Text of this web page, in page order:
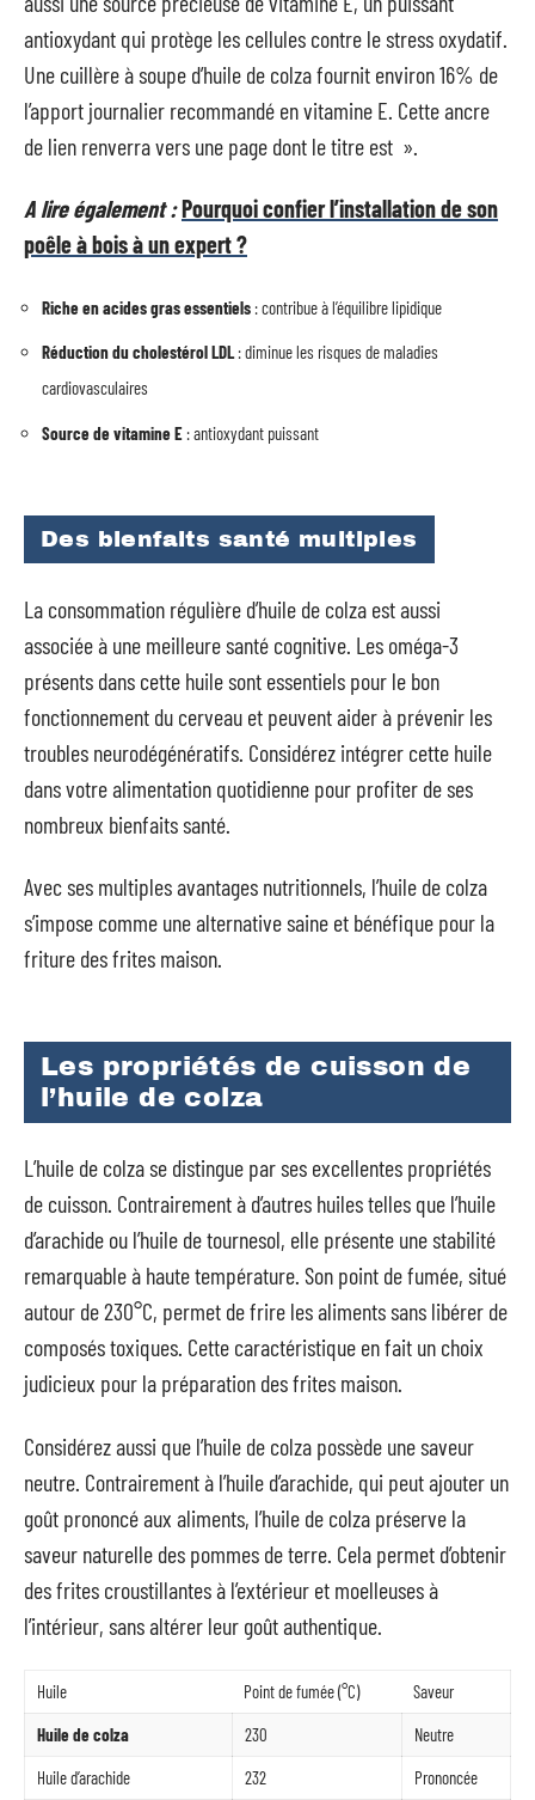
antioxydant qui protège les cellules contre le stress oxydatif.
Une cuillère à soupe d’huile de colza fournit environ 16% de
l’apport journalier recommandé en vitamine E. Cette ancre
de lien renverra vers une page dont le titre est ».
A lire également :Pourquoi confier l’installation de son
poêle à bois à un expert ?
Riche en acides gras essentiels : contribue à l’équilibre lipidique
Réduction du cholestérol LDL: diminue les risques de maladies
cardiovasculaires
Source de vitamine E : antioxydant puissant
Des bienfaits santé multiples
La consommation régulière d’huile de colza est aussi
associée à une meilleure santé cognitive. Les oméga-3
présents dans cette huile sont essentiels pour le bon
fonctionnement du cerveau et peuvent aider à prévenir les
troubles neurodégénératifs. Considérez intégrer cette huile
dans votre alimentation quotidienne pour profiter de ses
nombreux bienfaits santé.
Avec ses multiples avantages nutritionnels, l’huile de colza
s’impose comme une alternative saine et bénéfique pour la
friture des frites maison.
Les propriétés de cuisson de
l’huile de colza
L’huile de colza se distingue par ses excellentes propriétés
de cuisson. Contrairement à d’autres huiles telles que l’huile
d’arachide ou l’huile de tournesol, elle présente une stabilité
remarquable à haute température. Son point de fumée, situé
autour de 230°C, permet de frire les aliments sans libérer de
composés toxiques. Cette caractéristique en fait un choix
judicieux pour la préparation des frites maison.
Considérez aussi que l’huile de colza possède une saveur
neutre. Contrairement à l’huile d’arachide, qui peut ajouter un
goût prononcé aux aliments, l’huile de colza préserve la
saveur naturelle des pommes de terre. Cela permet d’obtenir
des frites croustillantes à l’extérieur et moelleuses à
l’intérieur, sans altérer leur goût authentique.
Huile Point de fumée (°C)
Saveur
Huile de colza
230
Neutre
Huile d’arachide
232
Prononcée